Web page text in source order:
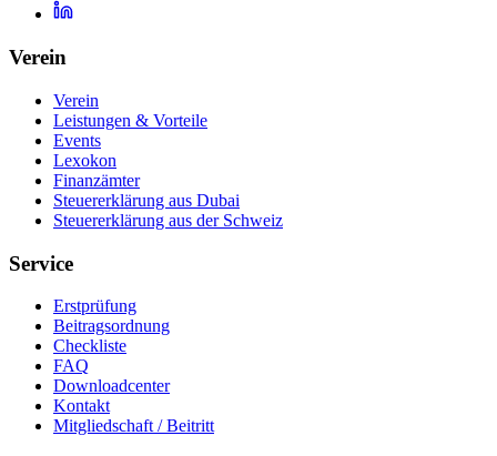
Verein
Verein
Leistungen & Vorteile
Events
Lexokon
Finanzämter
Steuererklärung aus Dubai
Steuererklärung aus der Schweiz
Service
Erstprüfung
Beitragsordnung
Checkliste
FAQ
Downloadcenter
Kontakt
Mitgliedschaft / Beitritt